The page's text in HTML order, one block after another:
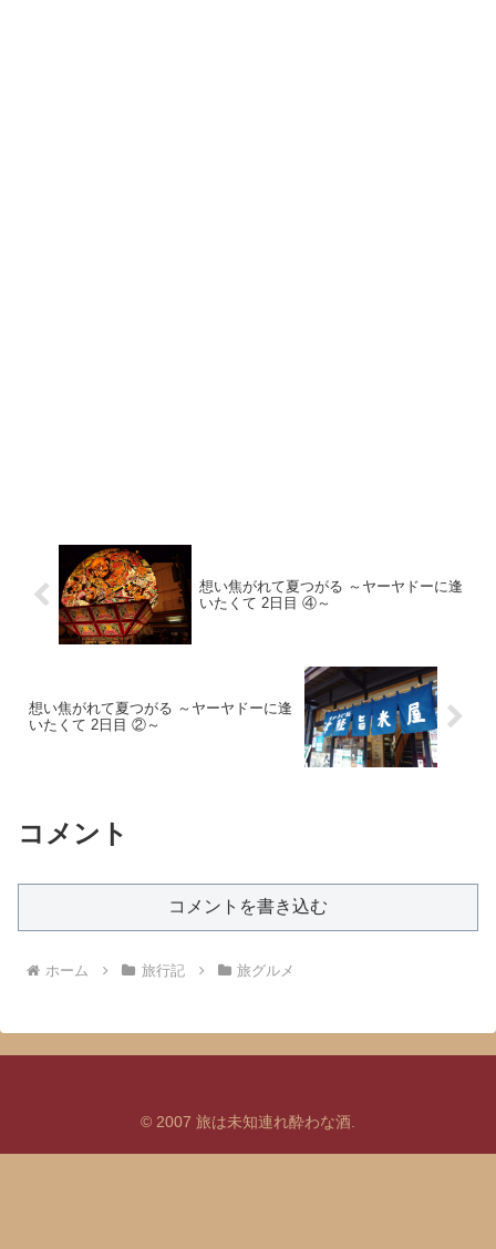
想い焦がれて夏つがる ～ヤーヤドーに逢
いたくて 2日目 ④～
想い焦がれて夏つがる ～ヤーヤドーに逢
いたくて 2日目 ②～
コメント
コメントを書き込む
ホーム 旅行記 旅グルメ
© 2007 旅は未知連れ酔わな酒.